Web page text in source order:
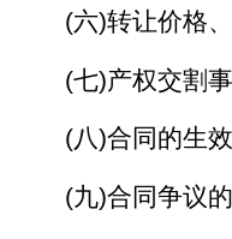
(六)转让价格
(七)产权交割事
(八)合同的生
(九)合同争议